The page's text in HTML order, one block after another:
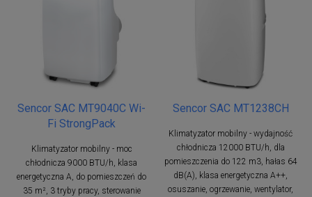
Sencor SAC MT9040C Wi-
Fi StrongPack
Klimatyzator mobilny - moc
chłodnicza 9000 BTU/h, klasa
energetyczna A, do pomieszczeń do
35 m², 3 tryby pracy, sterowanie
Sencor SAC MT1238CH
Klimatyzator mobilny - wydajność
chłodnicza 12000 BTU/h, dla
pomieszczenia do 122 m3, hałas 64
dB(A), klasa energetyczna A++,
osuszanie, ogrzewanie, wentylator,